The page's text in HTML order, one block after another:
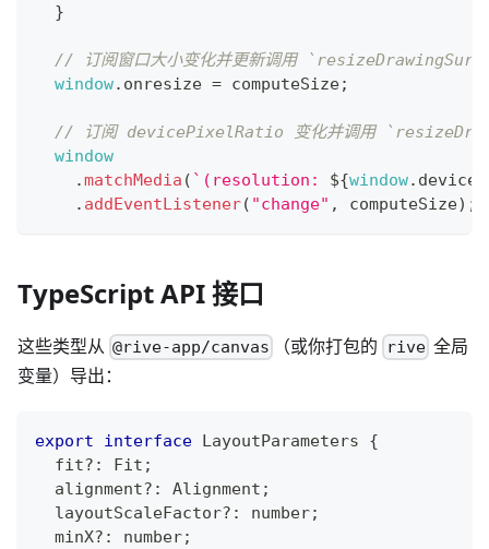
}
// 订阅窗口大小变化并更新调用
window. onresize = computeSize;
// 订阅 devicePixelRatio 变化并调用
window
.matchMedia ( ` (resolution: ${window.
. addEventListener( "change" , computeSize) ;
TypeScript API 接口
这些类型从 @rive-app/canvas （或你打包的 rive全局
变量）导出：
export interface LayoutParameters
{
  fit
? : Fit ;
  alignment
? : Alignment ;
  layoutScaleFactor
? : number;
  minX
? : number;